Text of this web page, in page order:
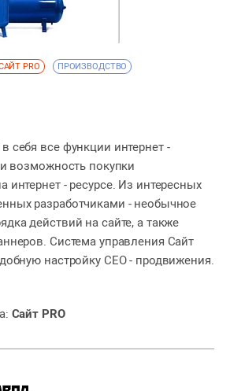
PRO ПРОИЗВОДСТВО
себя все функции интернет -
возможность покупки
интернет - ресурсе. Из интересных
разработчиками - необычное
действий на сайте, а также
Система управления Сайт
настройку СЕО - продвижения.
Сайт PRO